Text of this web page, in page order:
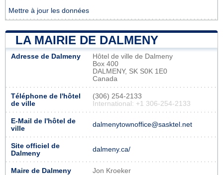
Mettre à jour les données
LA MAIRIE DE DALMENY
Adresse de Dalmeny
Hôtel de ville de Dalmeny
Box 400
DALMENY, SK S0K 1E0
Canada
Téléphone de l'hôtel
de ville
(306) 254-2133
International: +1 306-254-2133
E-Mail de l'hôtel de
ville
dalmenytownoffice@sasktel.net
Site officiel de
Dalmeny
dalmeny.ca/
Maire de Dalmeny Jon Kroeker